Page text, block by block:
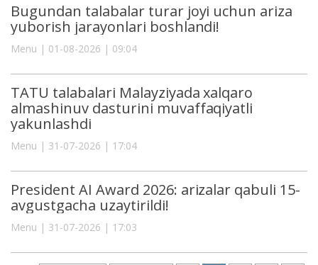
Bugundan talabalar turar joyi uchun ariza
yuborish jarayonlari boshlandi!
Menu | 01-08-2026 | 09:04
TATU talabalari Malayziyada xalqaro
almashinuv dasturini muvaffaqiyatli
yakunlashdi
Menu | 31-07-2026 | 17:04
President AI Award 2026: arizalar qabuli 15-
avgustgacha uzaytirildi!
Menu | 31-07-2026 | 17:03